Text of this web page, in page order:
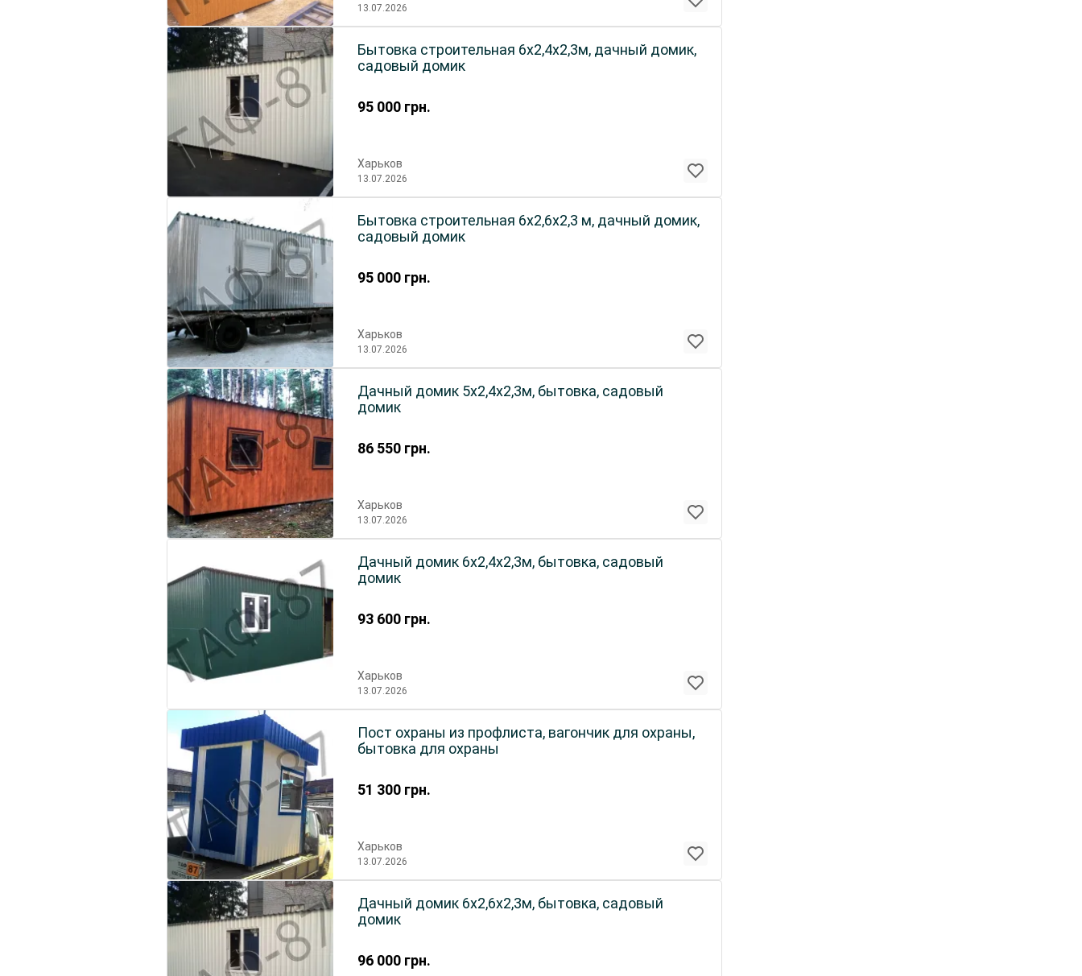
13.07.2026
95 000 грн.
Бытовка строительная 6х2,4х2,3м, дачный домик,
садовый домик
Харьков
13.07.2026
95 000 грн.
Бытовка строительная 6х2,6х2,3 м, дачный домик,
садовый домик
Харьков
13.07.2026
86 550 грн.
Дачный домик 5х2,4х2,3м, бытовка, садовый
домик
Харьков
13.07.2026
93 600 грн.
Дачный домик 6х2,4х2,3м, бытовка, садовый
домик
Харьков
13.07.2026
51 300 грн.
Пост охраны из профлиста, вагончик для охраны,
бытовка для охраны
Харьков
13.07.2026
96 000 грн.
Дачный домик 6х2,6х2,3м, бытовка, садовый
домик